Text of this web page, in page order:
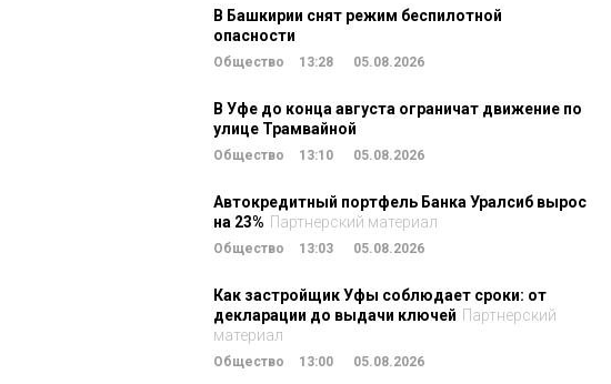
В Башкирии снят режим беспилотной
опасности
Общество 13:28 05.08.2026
В Уфе до конца августа ограничат движение по
улице Трамвайной
Общество 13:10 05.08.2026
Автокредитный портфель Банка Уралсиб вырос
на 23% Партнерский материал
Общество 13:03 05.08.2026
Как застройщик Уфы соблюдает сроки: от
декларации до выдачи ключей Партнерский
материал
Общество 13:00 05.08.2026